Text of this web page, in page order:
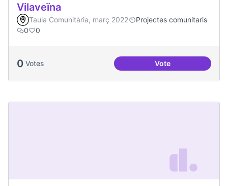
Vilaveïna
Taula Comunitària, març 2022
Projectes comunitaris
0
0
0 Votes VoteVilaveïna